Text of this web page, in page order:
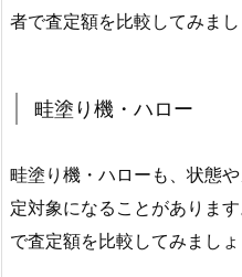
者で査定額を比較してみまし
畦塗り機・ハロー
畦塗り機・ハローも、状態
定対象になることがありま
で査定額を比較してみましょ